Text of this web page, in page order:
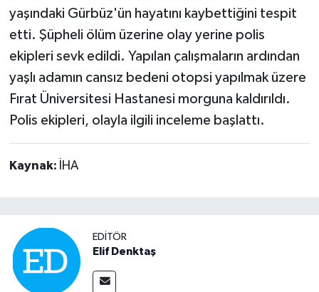
yaşındaki Gürbüz'ün hayatını kaybettiğini tespit
etti. Şüpheli ölüm üzerine olay yerine polis
ekipleri sevk edildi. Yapılan çalışmaların ardından
yaşlı adamın cansız bedeni otopsi yapılmak üzere
Fırat Üniversitesi Hastanesi morguna kaldırıldı.
Polis ekipleri, olayla ilgili inceleme başlattı.
Kaynak: İHA
EDITÖR
Elif Denktaş